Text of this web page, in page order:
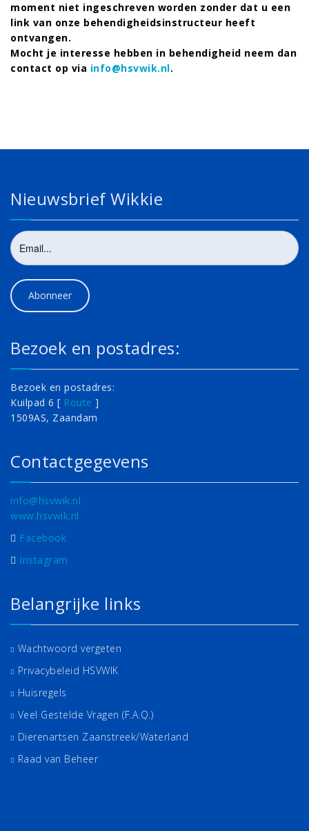
moment niet ingeschreven worden zonder dat u een
link van onze behendigheidsinstructeur heeft
ontvangen.
Mocht je interesse hebben in behendigheid neem dan
contact op via info@hsvwik.nl.
Nieuwsbrief Wikkie
Bezoek en postadres:
Bezoek en postadres:
Kuilpad 6 [ Route ]
1509AS, Zaandam
Contactgegevens
info@hsvwik.nl
www.hsvwik.nl
Facebook
Instagram
Belangrijke links
Wachtwoord vergeten
Privacybeleid HSVWIK
Huisregels
Veel Gestelde Vragen (F.A.Q.)
Dierenartsen Zaanstreek/Waterland
Raad van Beheer